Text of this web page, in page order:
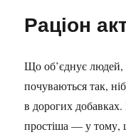
Раціон
Що об’єднує людей,
почуваються так,
в дорогих добавках.
простіша — у тому,